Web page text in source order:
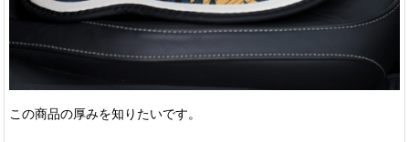
この商品の厚みを知りたいです。